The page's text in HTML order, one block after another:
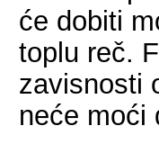
će dobiti
toplu reč.
zavisnosti
neće moći